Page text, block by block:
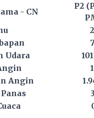
- CN
P2
Udara
Angin